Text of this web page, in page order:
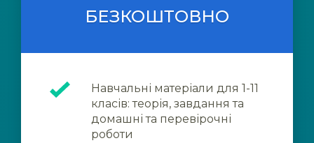
БЕЗКОШТОВНО
Навчальні матеріали для 1-11
класів: теорія, завдання та
домашні та перевірочні
роботи